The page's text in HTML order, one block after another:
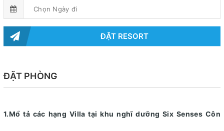
ĐẶT RESORT
ĐẶT PHÒNG
1.Mổ tả các hạng Villa tại khu nghĩ dưỡng Six Senses Côn